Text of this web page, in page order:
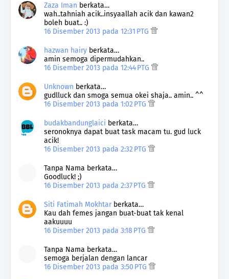
Zaza Iman berkata…
wah..tahniah acik..insyaallah acik dan kawan2
boleh buat.. :)
16 Disember 2013 pada 12:31 PTG
hazwan hairy berkata…
amin semoga dipermudahkan..
16 Disember 2013 pada 12:44 PTG
Unknown berkata…
gudlluck dan smoga semua okei shaja.. amin.. ^^
16 Disember 2013 pada 1:02 PTG
budakbandunglaici berkata…
seronoknya dapat buat task macam tu. gud luck
acik!
16 Disember 2013 pada 2:32 PTG
Tanpa Nama berkata…
Goodluck! ;)
16 Disember 2013 pada 2:37 PTG
Siti Fatimah Mokhtarberkata…
Kau dah femes jangan buat-buat tak kenal
aakuuuu
16 Disember 2013 pada 3:18 PTG
Tanpa Nama berkata…
semoga berjalan dengan lancar
16 Disember 2013 pada 3:50 PTG